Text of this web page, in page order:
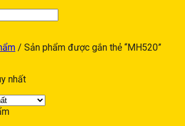
/ Sản phẩm được gắn thẻ “MH520”
nhất